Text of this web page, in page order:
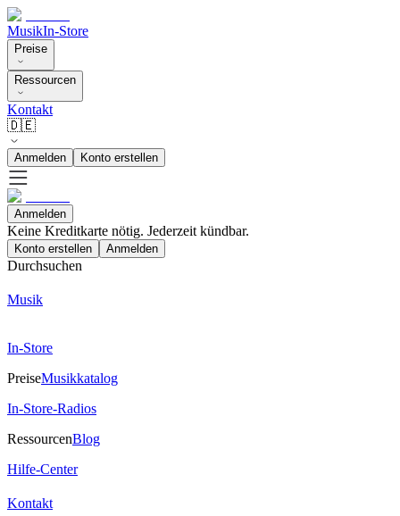
MusikIn-Store
Preise
Ressourcen
Kontakt
🇩🇪
Anmelden Konto erstellen
Anmelden
Keine Kreditkarte nötig. Jederzeit kündbar.
Konto erstellen Anmelden
Durchsuchen
Musik
In-Store
PreiseMusikkatalog
In-Store-Radios
RessourcenBlog
Hilfe-Center
Kontakt